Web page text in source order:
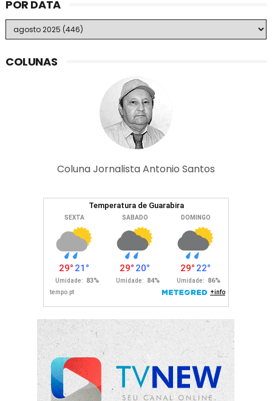
POR DATA
COLUNAS
Coluna Jornalista Antonio Santos